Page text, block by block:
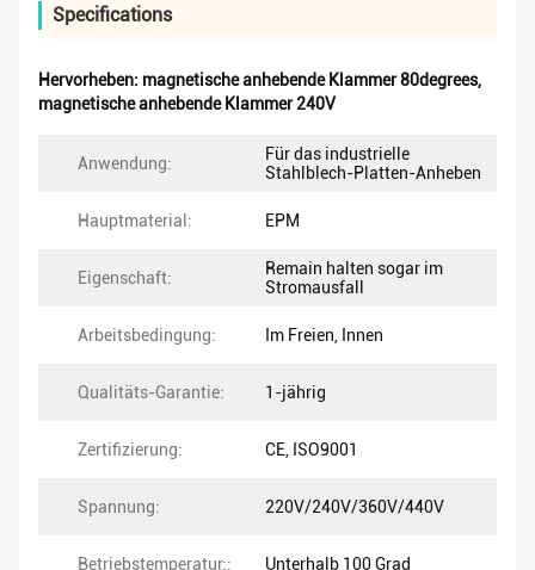
Specifications
Hervorheben: magnetische anhebende Klammer 80degrees,
magnetische anhebende Klammer 240V
Anwendung:
Für das industrielle
Stahlblech-Platten-Anheben
Hauptmaterial: EPM
Eigenschaft:
Remain halten sogar im
Stromausfall
Arbeitsbedingung: Im Freien, Innen
Qualitäts-Garantie: 1-jährig
Zertifizierung: CE, ISO9001
Spannung: 220V/240V/360V/440V
Betriebstemperatur:: Unterhalb 100 Grad